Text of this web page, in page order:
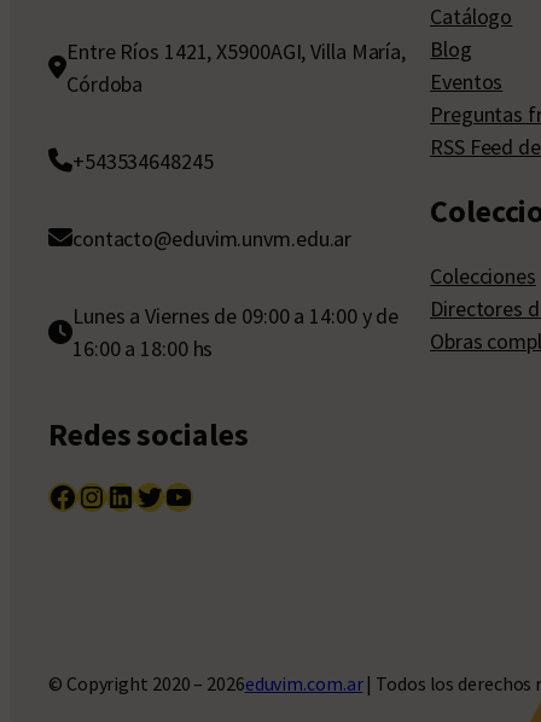
Entre Ríos 1421, X5900AGI, Villa María,
Córdoba
+543534648245
contacto@eduvim.unvm.edu.ar
Lunes a Viernes de 09:00 a 14:00 y de
16:00 a 18:00 hs
Redes sociales
Facebook InstagramLinkedIn Twitter YouTube
Catálogo
Blog
Eventos
Preguntas
RSS Feed
Colecciones
Directores
Obras
© Copyright 2020 – 2026eduvim.com.ar| Todos los derechos